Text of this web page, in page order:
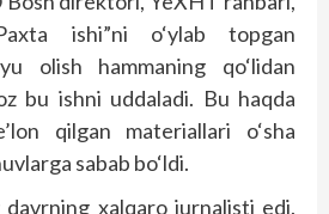
ishi”ni o‘ylab topgan
olish hammaning qo‘lidan
bu ishni uddaladi. Bu haqda
qilgan materiallari o‘sha
sabab bo‘ldi.
davrning xalqaro jurnalisti edi.